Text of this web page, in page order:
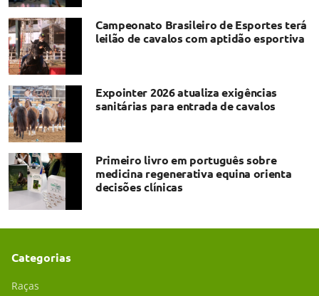
Campeonato Brasileiro de Esportes terá
leilão de cavalos com aptidão esportiva
Expointer 2026 atualiza exigências
sanitárias para entrada de cavalos
Primeiro livro em português sobre
medicina regenerativa equina orienta
decisões clínicas
Categorias
Raças